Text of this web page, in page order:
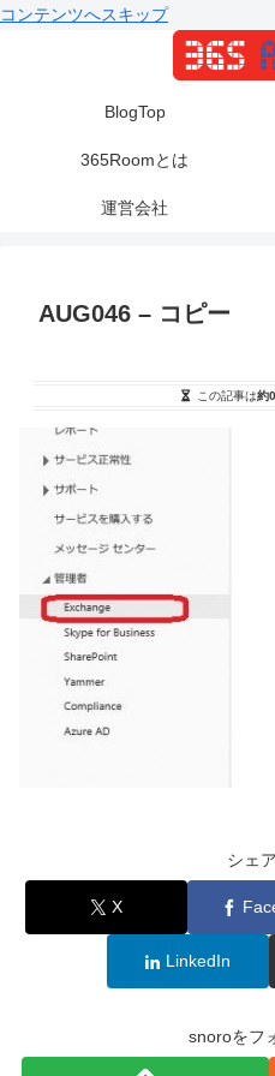
コンテンツへスキップ
BlogTop
365Roomとは
運営会社
AUG046 – コピー
この記事は約
シェ
X
LinkedIn
snoroをフ